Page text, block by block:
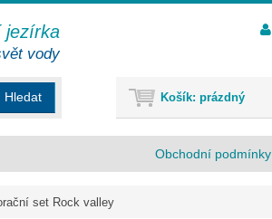
set Rock valley
Obchodní podmínky
Hledat Košík: prázdný
jezírka
vody